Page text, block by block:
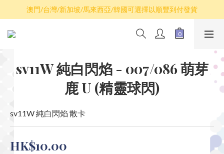
散卡買滿$100包平郵，全部產品買滿$800包順豐(香港境內)
澳門/台灣/新加坡/馬來西亞/韓國可選擇以順豐到付發貨
散卡買滿$100包平郵，全部產品買滿$800包順豐(香港境內)
sv11W 純白閃焰 - 007/086 萌芽
鹿 U (精靈球閃)
sv11W 純白閃焰 散卡
HK$10.00